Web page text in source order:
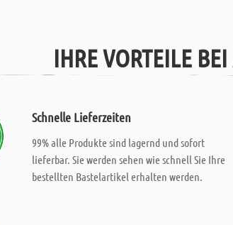
IHRE VORTEILE
Schnelle Lieferzeiten
99% alle Produkte sind lagernd und sofort
lieferbar. Sie werden sehen wie schnell Sie Ihre
bestellten Bastelartikel erhalten werden.